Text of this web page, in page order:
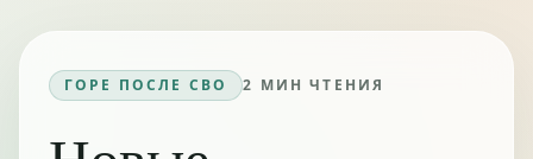
ГОРЕ ПОСЛЕ СВО 2 МИН ЧТЕНИЯ